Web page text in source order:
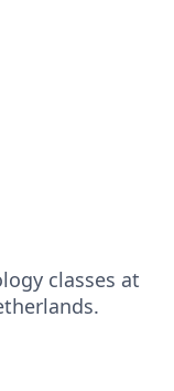
classes at